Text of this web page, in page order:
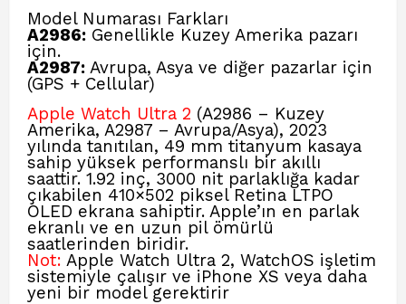
Model Numarası Farkları
A2986: Genellikle Kuzey Amerika pazarı
için.
A2987: Avrupa, Asya ve diğer pazarlar için
(GPS + Cellular)
Apple Watch Ultra 2 (A2986 – Kuzey
Amerika, A2987 – Avrupa/Asya), 2023
yılında tanıtılan, 49 mm titanyum kasaya
sahip yüksek performanslı bir akıllı
saattir. 1.92 inç, 3000 nit parlaklığa kadar
çıkabilen 410×502 piksel Retina LTPO
OLED ekrana sahiptir. Apple’ın en parlak
ekranlı ve en uzun pil ömürlü
saatlerinden biridir.
Not: Apple Watch Ultra 2, WatchOS işletim
sistemiyle çalışır ve iPhone XS veya daha
yeni bir model gerektirir